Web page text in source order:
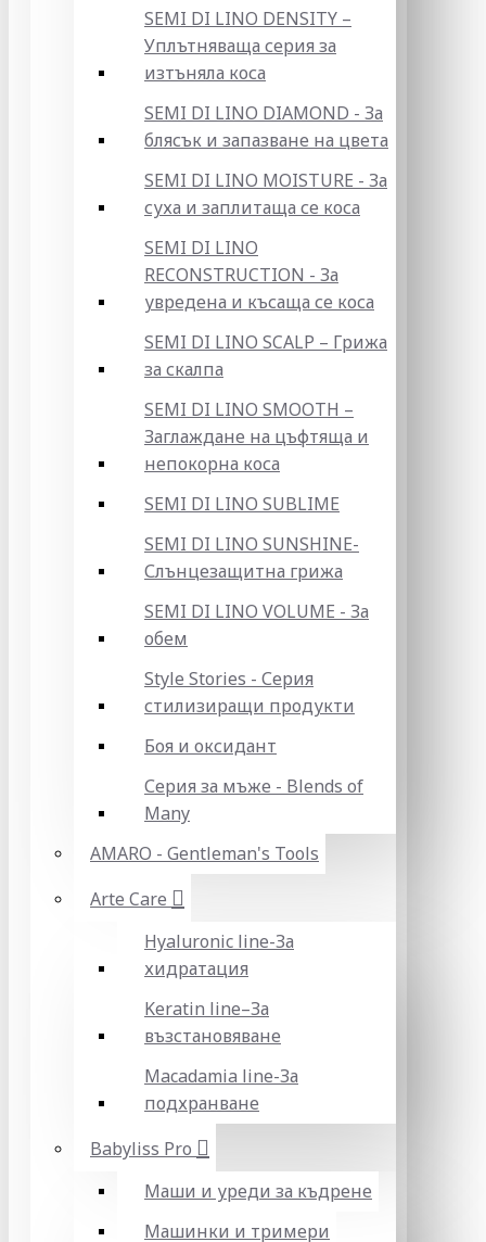
SEMI DI LINO DENSITY –
Уплътняваща серия за
изтъняла коса
SEMI DI LINO DIAMOND - За
блясък и запазване на цвета
SEMI DI LINO MOISTURE - За
суха и заплитаща се коса
SEMI DI LINO
RECONSTRUCTION - За
увредена и късаща се коса
SEMI DI LINO SCALP – Грижа
за скалпа
SEMI DI LINO SMOOTH –
Заглаждане на цъфтяща и
непокорна коса
SEMI DI LINO SUBLIME
SEMI DI LINO SUNSHINE-
Слънцезащитна грижа
SEMI DI LINO VOLUME - За
обем
Style Stories - Серия
стилизиращи продукти
Боя и оксидант
Серия за мъже - Blends of
Many
AMARO - Gentleman's Tools
Arte Care
Hyaluronic line-За
хидратация
Keratin line–За
възстановяване
Macadamia line-За
подхранване
Babyliss Pro
Маши и уреди за къдрене
Машинки и тримери